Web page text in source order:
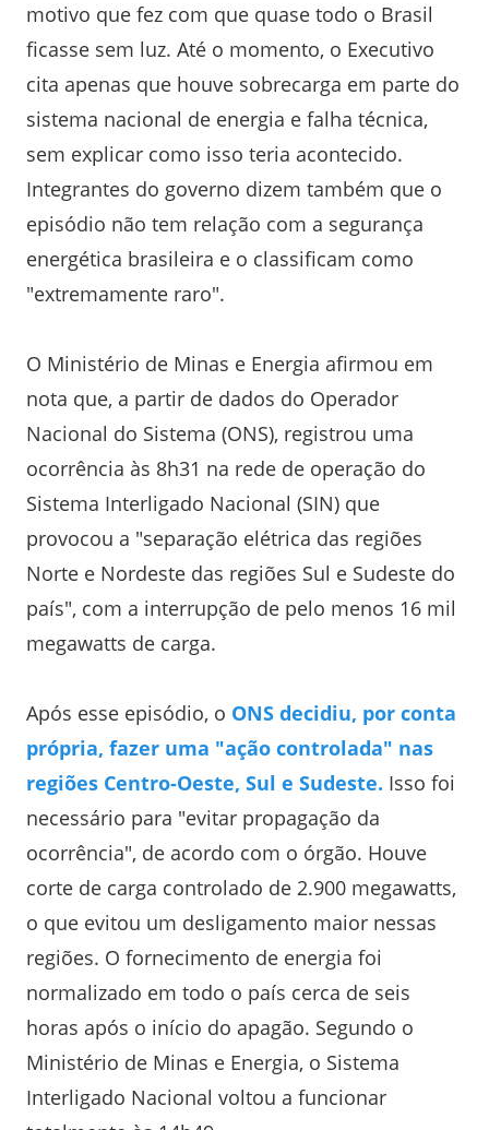
motivo que fez com que quase todo o Brasil
ficasse sem luz. Até o momento, o Executivo
cita apenas que houve sobrecarga em parte do
sistema nacional de energia e falha técnica,
sem explicar como isso teria acontecido.
Integrantes do governo dizem também que o
episódio não tem relação com a segurança
energética brasileira e o classificam como
"extremamente raro".
O Ministério de Minas e Energia afirmou em
nota que, a partir de dados do Operador
Nacional do Sistema (ONS), registrou uma
ocorrência às 8h31 na rede de operação do
Sistema Interligado Nacional (SIN) que
provocou a "separação elétrica das regiões
Norte e Nordeste das regiões Sul e Sudeste do
país", com a interrupção de pelo menos 16 mil
megawatts de carga.
Após esse episódio, o ONS decidiu, por conta
própria, fazer uma "ação controlada" nas
regiões Centro-Oeste, Sul e Sudeste. Isso foi
necessário para "evitar propagação da
ocorrência", de acordo com o órgão. Houve
corte de carga controlado de 2.900 megawatts,
o que evitou um desligamento maior nessas
regiões. O fornecimento de energia foi
normalizado em todo o país cerca de seis
horas após o início do apagão. Segundo o
Ministério de Minas e Energia, o Sistema
Interligado Nacional voltou a funcionar